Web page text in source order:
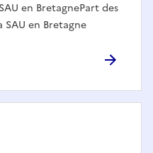
en BretagnePart des
SAU en Bretagne